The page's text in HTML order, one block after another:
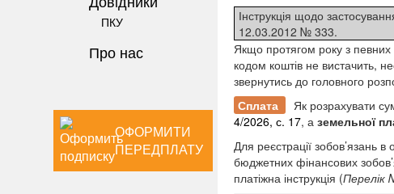
ПКУ
Про нас
ОФОРМИТИ
ПЕРЕДПЛАТУ
Інструкція щодо
12.03.2012 № 333.
Якщо протягом року з
кодом коштів не вистачить,
звернутись до головного
Сплата
Як розрахувати
4/2026, с. 17, а земельної
Для реєстрації зобов’язань
бюджетних фінансових
платіжна інструкція (Перелік